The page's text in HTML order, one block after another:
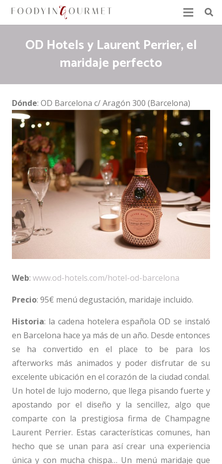
OD Hotels y Laurent Perrier, el
maridaje perfecto
Dónde: OD Barcelona c/ Aragón 300 (Barcelona)
Web: www.od-hotels.com/hotel-od-barcelona
Precio: 95€ menú degustación, maridaje incluido.
Historia: la cadena hotelera española OD se instaló
en Barcelona hace ya más de un año. Desde entonces
se ha convertido en el place to be para los
afterworks más animados y poder disfrutar de su
excelente ubicación en el corazón de la ciudad condal.
Un hotel de lujo moderno, que llega pisando fuerte y
apostando por el diseño y la sencillez, algo que
comparte con la prestigiosa firma de Champagne
Laurent Perrier. Estas características comunes, han
hecho que se unan para así crear una experiencia
única y con mucha chispa… Un menú maridaje que